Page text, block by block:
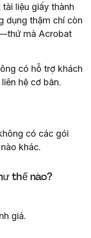
liệu giấy thành
dụng thậm chí còn
mà Acrobat
có hỗ trợ khách
hệ cơ bản.
có các gói
khác.
thế nào?
giá.